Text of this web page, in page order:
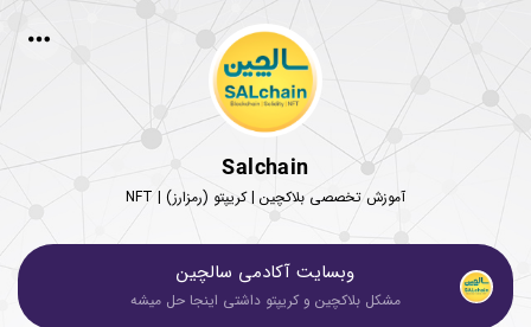
Salchain
آموزش تخصصی بلاکچین | کریپتو (رمزارز) | NFT
وبسایت آکادمی سالچین
مشکل بلاکچین و کریپتو داشتی اینجا حل میشه